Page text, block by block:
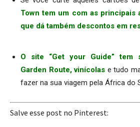
Town tem um com as principais
que dá também descontos em
O site “Get your Guide” tem
Garden Route, vinícolas e tudo
fazer na sua viagem pela África do
Salve esse post no Pinterest: